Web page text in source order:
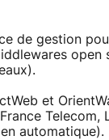
de gestion
open
et
Telecom,
automatique).